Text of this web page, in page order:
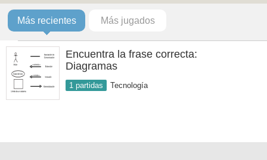
Más recientes Más jugados
Encuentra la frase correcta:
Diagramas
1 partidas Tecnología